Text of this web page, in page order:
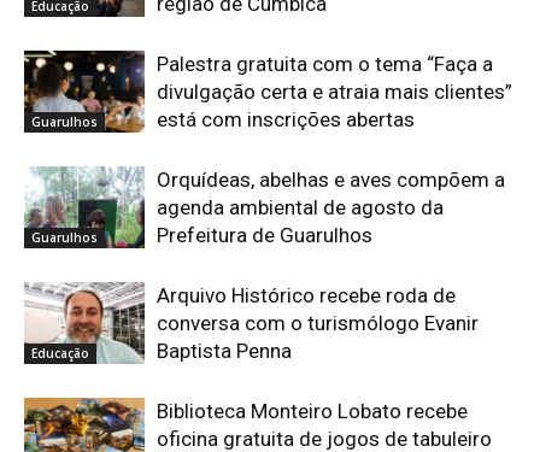
Educação
Guarulhos
Palestra gratuita com o tema “Faça a
divulgação certa e atraia mais clientes”
está com inscrições abertas
Guarulhos
Orquídeas, abelhas e aves compõem a
agenda ambiental de agosto da
Prefeitura de Guarulhos
Educação
Arquivo Histórico recebe roda de
conversa com o turismólogo Evanir
Baptista Penna
Biblioteca Monteiro Lobato recebe
oficina gratuita de jogos de tabuleiro